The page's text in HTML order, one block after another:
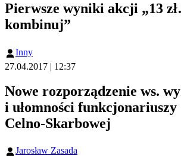
Pierwsze wyniki akcji „13
kombinuj”
Inny
27.04.2017 | 12:37
Nowe rozporządzenie ws.
i ułomności funkcjonariuszy
Celno-Skarbowej
Jarosław Zasada